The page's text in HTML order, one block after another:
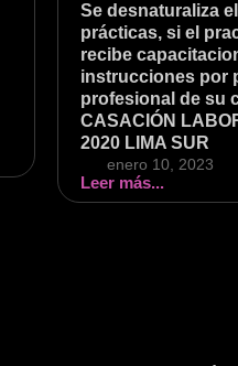
Se desnaturaliza
prácticas, si el
recibe
instrucciones por
profesional de su
CASACIÓN
2020 LIMA SUR
enero 10, 2023
Leer más...